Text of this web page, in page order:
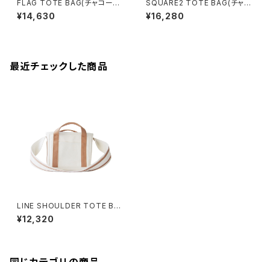
FLAG TOTE BAG(チャコール/
グレー)
¥14,630
SQUARE2 TOTE BAG(チャコ
ール/グレー）
¥16,280
最近チェックした商品
LINE SHOULDER TOTE BA
G (キナリ×モカ/ベージュ)
¥12,320